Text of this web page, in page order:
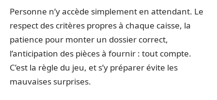
Personne n’y accède simplement en attendant. Le
respect des critères propres à chaque caisse, la
patience pour monter un dossier correct,
l’anticipation des pièces à fournir : tout compte.
C’est la règle du jeu, et s’y préparer évite les
mauvaises surprises.